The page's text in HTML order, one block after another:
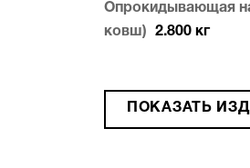
Опрокидывающая
ковш)
2.800 кг
ПОКАЗАТЬ